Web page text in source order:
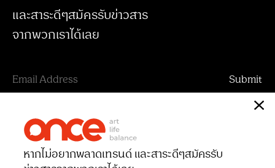
และสาระดีๆสมัครรับข่าวสาร
จากพวกเราได้เลย
หากไม่อยากพลาดเทรนด์ และสาระดีๆ
ข่าวสารจากพวกเราได้เลย